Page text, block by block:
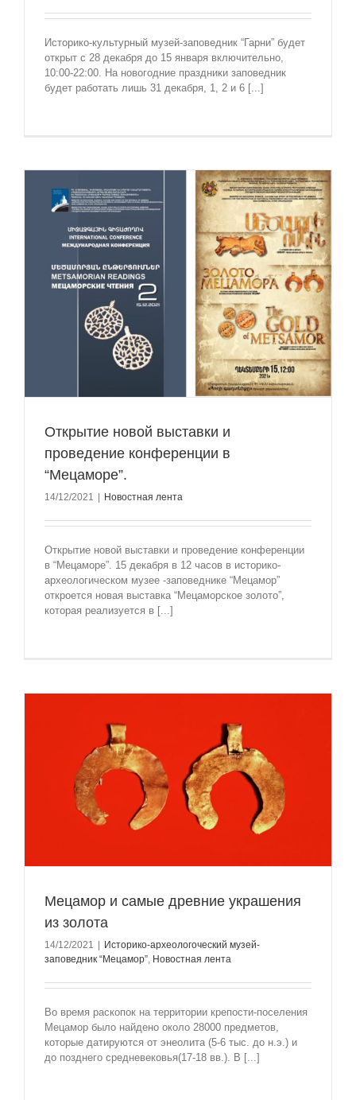
Историко-культурный музей-заповедник “Гарни” будет
открыт с 28 декабря до 15 января включительно,
10:00-22:00. На новогодние праздники заповедник
будет работать лишь 31 декабря, 1, 2 и 6 [...]
Открытие новой выставки и
проведение конференции в
“Мецаморе”.
14/12/2021 Новостная лента
Открытие новой выставки и проведение конференции
в “Мецаморе”. 15 декабря в 12 часов в историко-
археологическом музее -заповеднике “Мецамор”
откроется новая выставка “Мецаморское золото”,
которая реализуется в [...]
Мецамор и самые древние украшения
из золота
14/12/2021
Историко-археологоческий музей-
заповедник “Мецамор”, Новостная лента
Во время раскопок на территории крепости-поселения
Мецамор было найдено около 28000 предметов,
которые датируются от энеолита (5-6 тыс. до н.э.) и
до позднего средневековья(17-18 вв.). В [...]